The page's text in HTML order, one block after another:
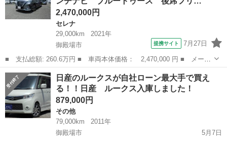
2,470,000円
セレナ
29,000km
2021年
御殿場市
提携サイト 7月27日
■ 支払総額: 260.6万円 ■ 車両本体価格： 2,470,000 円 ■ メーカ
ー名： 日産 ■ 車種名： セレナ ■ グレード名： ハイウェイス
ターＶ 純正１０インチナビ ブルートゥース 後席フリップダウン
モニター...
静岡 御殿場市
日産のルークスが自社ローン最大手で買え
る！！日産 ルークス入庫しました！
879,000円
その他
79,000km
2011年
御殿場市
5月7日